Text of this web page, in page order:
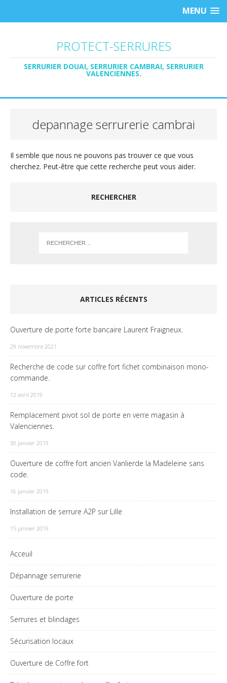
MENU
PROTECT-SERRURES
SERRURIER DOUAI, SERRURIER CAMBRAI, SERRURIER
VALENCIENNES.
depannage serrurerie cambrai
Il semble que nous ne pouvons pas trouver ce que vous
cherchez. Peut-être que cette recherche peut vous aider.
RECHERCHER
ARTICLES RÉCENTS
Ouverture de porte forte bancaire Laurent Fraigneux.
29 novembre 2021
Recherche de code sur coffre fort fichet combinaison mono-
commande.
12 avril 2019
Remplacement pivot sol de porte en verre magasin à
Valenciennes.
30 janvier 2019
Ouverture de coffre fort ancien Vanlierde la Madeleine sans
code.
16 janvier 2019
Installation de serrure A2P sur Lille
15 janvier 2019
Acceuil
Dépannage serrurerie
Ouverture de porte
Serrures et blindages
Sécurisation locaux
Ouverture de Coffre fort